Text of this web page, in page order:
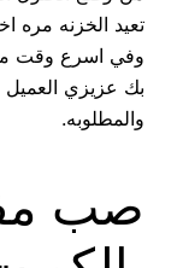
تعيد الخزنه مره
وفي اسرع وقت
بك عزيزي العميل
والمطلوبه.
صب